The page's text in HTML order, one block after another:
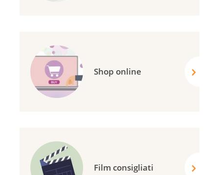
Shop online
Film consigliati